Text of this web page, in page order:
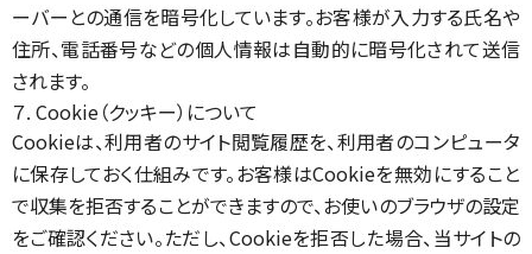
ーバーとの通信を暗号化しています。お客様が入力する氏名や
住所、電話番号などの個人情報は自動的に暗号化されて送信
されます。
７. Cookie（クッキー）について
Cookieは、利用者のサイト閲覧履歴を、利用者のコンピュータ
に保存しておく仕組みです。お客様はCookieを無効にすること
で収集を拒否することができますので、お使いのブラウザの設定
をご確認ください。ただし、Cookieを拒否した場合、当サイトの